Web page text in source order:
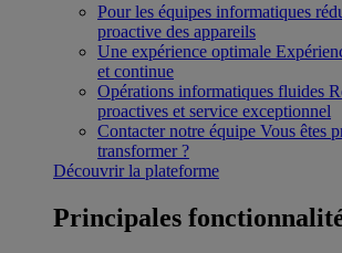
Pour les équipes informatiques
proactive des appareils
Une expérience optimale
et continue
Opérations informatiques fluides
proactives et service exceptionnel
Contacter notre équipe Vous êtes
transformer ?
Découvrir la plateforme
Principales